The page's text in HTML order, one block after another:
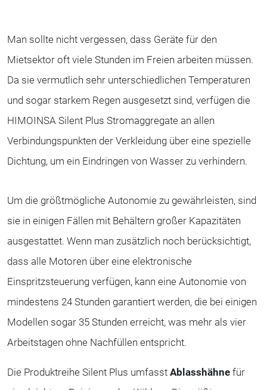
Man sollte nicht vergessen, dass Geräte für den
Mietsektor oft viele Stunden im Freien arbeiten müssen.
Da sie vermutlich sehr unterschiedlichen Temperaturen
und sogar starkem Regen ausgesetzt sind, verfügen die
HIMOINSA Silent Plus Stromaggregate an allen
Verbindungspunkten der Verkleidung über eine spezielle
Dichtung, um ein Eindringen von Wasser zu verhindern.
Um die größtmögliche Autonomie zu gewährleisten, sind
sie in einigen Fällen mit Behältern großer Kapazitäten
ausgestattet. Wenn man zusätzlich noch berücksichtigt,
dass alle Motoren über eine elektronische
Einspritzsteuerung verfügen, kann eine Autonomie von
mindestens 24 Stunden garantiert werden, die bei einigen
Modellen sogar 35 Stunden erreicht, was mehr als vier
Arbeitstagen ohne Nachfüllen entspricht.
Die Produktreihe Silent Plus umfasst Ablasshähne für